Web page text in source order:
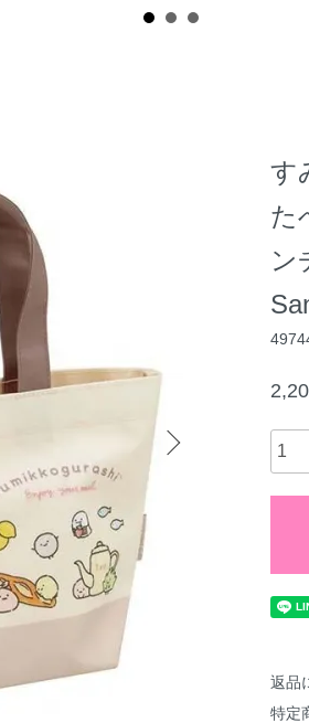
す
た
ン
返品
特定